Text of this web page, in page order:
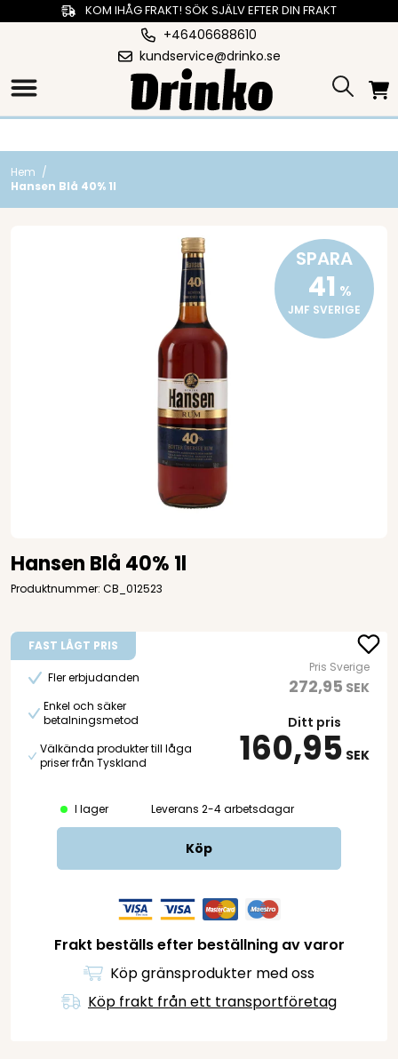
KOM IHÅG FRAKT! SÖK SJÄLV EFTER DIN FRAKT
+46406688610
kundservice@drinko.se
Hem /
Hansen Blå 40% 1l
SPARA
41 %
JMF SVERIGE
Hansen Blå 40% 1l
Produktnummer: CB_012523
FAST LÅGT PRIS
Fler erbjudanden
Enkel och säker
betalningsmetod
Välkända produkter till låga
priser från Tyskland
Pris Sverige
272,95 SEK
Ditt pris
160,95 SEK
I lager Leverans 2-4 arbetsdagar
Köp
Frakt beställs efter beställning av varor
Köp gränsprodukter med oss
Köp frakt från ett transportföretag